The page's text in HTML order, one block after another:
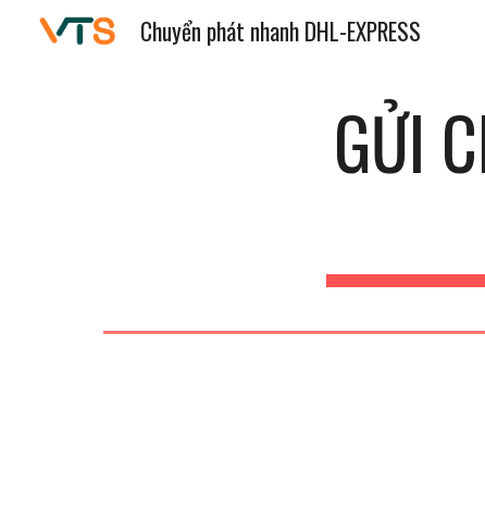
Chuyển phát nhanh DHL-EXPRESS
GỬI